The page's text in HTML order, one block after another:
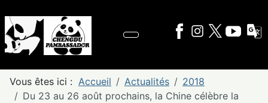
Vous êtes ici : Accueil Actualités
2018
Du 23 au 26 août prochains, la Chine célèbre la